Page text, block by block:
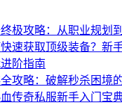
极攻略：从职业规划
速获取顶级装备？新
阶指南
攻略：破解秒杀困境
传奇私服新手入门宝